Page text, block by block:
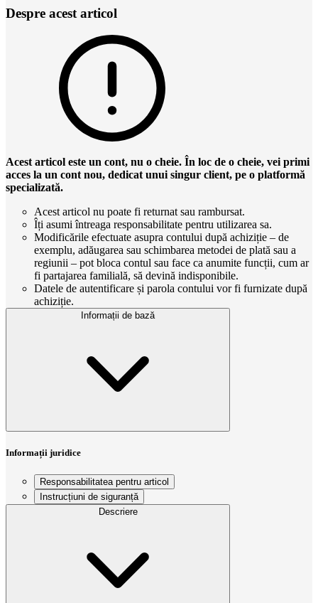
Despre acest articol
Acest articol este un cont, nu o cheie. În loc de o cheie, vei primi
acces la un cont nou, dedicat unui singur client, pe o platformă
specializată.
Acest articol nu poate fi returnat sau rambursat.
Îți asumi întreaga responsabilitate pentru utilizarea sa.
Modificările efectuate asupra contului după achiziție – de
exemplu, adăugarea sau schimbarea metodei de plată sau a
regiunii – pot bloca contul sau face ca anumite funcții, cum ar
fi partajarea familială, să devină indisponibile.
Datele de autentificare și parola contului vor fi furnizate după
achiziție.
Informații de bază
Informații juridice
Responsabilitatea pentru articol
Instrucțiuni de siguranță
Descriere